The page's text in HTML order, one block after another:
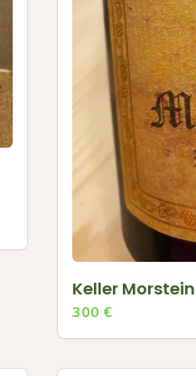
Keller
300 €